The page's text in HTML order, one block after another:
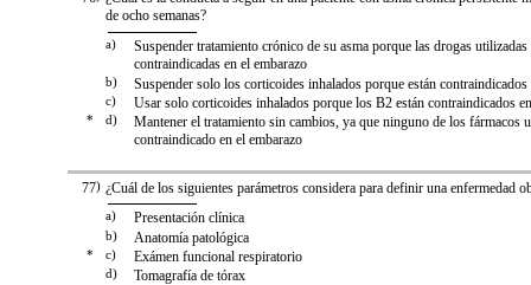
de ocho semanas?
a)
Suspender tratamiento crónico de su asma porque las drogas
contraindicadas en el embarazo
b) Suspender solo los corticoides inhalados porque están contraindicados
c) Usar solo corticoides inhalados porque los B2 están contraindicados
* d)
Mantener el tratamiento sin cambios, ya que ninguno de los
contraindicado en el embarazo
)
77 ¿Cuál de los siguientes parámetros considera para definir una enfermedad
a) Presentación clínica
b) Anatomía patológica
* c) Exámen funcional respiratorio
d) Tomagrafía de tórax